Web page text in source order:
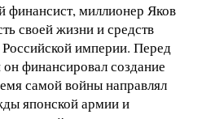
финансист, миллионер Яков
своей жизни и средств
империи. Перед
финансировал создание
самой войны направлял
японской армии и